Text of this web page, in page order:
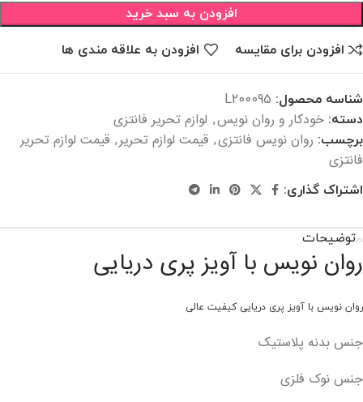
افزودن به سبد خرید
افزودن برای مقایسه افزودن به علاقه مندی ها
شناسه محصول: L200095
دسته: خودکار و روان نویس, لوازم تحریر فانتزی
برچسب: روان نویس فانتزی, قیمت لوازم تحریر, قیمت لوازم تحریر
فانتزی
اشتراک گذاری:
توضیحات
روان نویس با آویز پری دریایی
روان نویس با آویز پری دریایی کیفیت عالی
جنس بدنه پلاستیک
جنس نوک فلزی